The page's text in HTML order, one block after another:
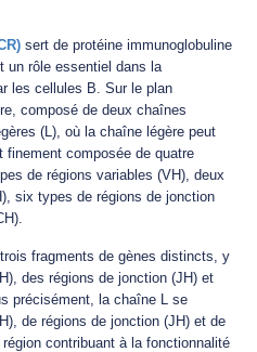
sert de protéine immunoglobuline
un rôle essentiel dans la
les cellules B. Sur le plan
composé de deux chaînes
(L), où la chaîne légère peut
composée de quatre
de régions variables (VH), deux
six types de régions de jonction
fragments de gènes distincts, y
des régions de jonction (JH) et
précisément, la chaîne L se
de régions de jonction (JH) et de
contribuant à la fonctionnalité